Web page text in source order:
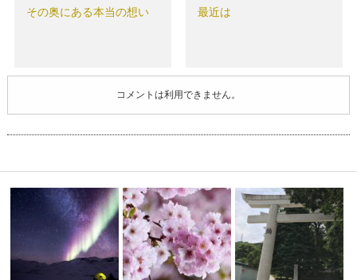
その奥にある本当の想い 最近は
コメントは利用できません。